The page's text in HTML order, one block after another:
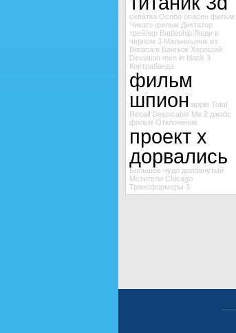
схватка Особо опасен фильм
Чикаго фильм Диктатор
трейлер Battleship Люди в
черном 3 Мальчишник из
Вегаса в Бангкок Хороший
Deviation men in black 3
Контрабанда
фильм
шпион apple Total
Recall Despicable Me 2 джобс
фильм Отклонение
проект х
дорвались
Большое чудо долбанутый
Мстители Chicago
Трансформеры 3